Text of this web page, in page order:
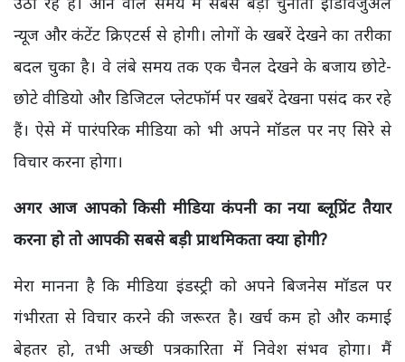
न्यूज और कंटेंट क्रिएटर्स से होगी। लोगों के खबरें देखने का तरीका
बदल चुका है। वे लंबे समय तक एक चैनल देखने के बजाय छोटे-
छोटे वीडियो और डिजिटल प्लेटफॉर्म पर खबरें देखना पसंद कर रहे
हैं। ऐसे में पारंपरिक मीडिया को भी अपने मॉडल पर नए सिरे से
विचार करना होगा।
अगर आज आपको किसी मीडिया कंपनी का नया ब्लूप्रिंट तैयार
करना हो तो आपकी सबसे बड़ी प्राथमिकता क्या होगी?
मेरा मानना है कि मीडिया इंडस्ट्री को अपने बिजनेस मॉडल पर
गंभीरता से विचार करने की जरूरत है। खर्च कम हो और कमाई
बेहतर हो, तभी अच्छी पत्रकारिता में निवेश संभव होगा। मैं